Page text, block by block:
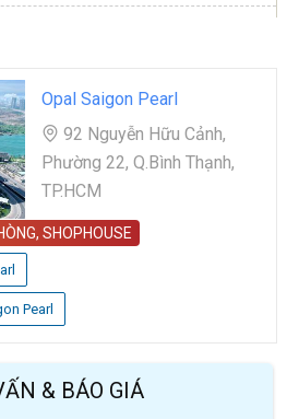
Opal Saigon Pearl
92 Nguyễn Hữu Cảnh,
Phường 22, Q.Bình Thạnh,
TP.HCM
SHOPHOUSE
Pearl
& BÁO GIÁ